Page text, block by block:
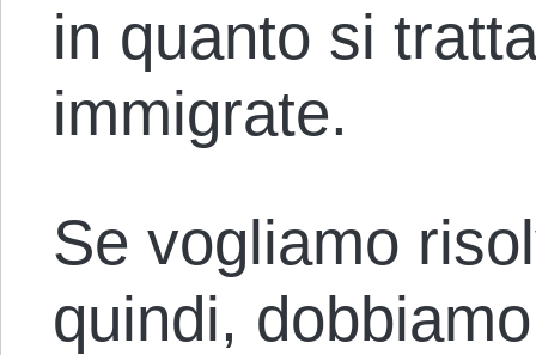
in quanto si
immigrate.
Se vogliamo
quindi,